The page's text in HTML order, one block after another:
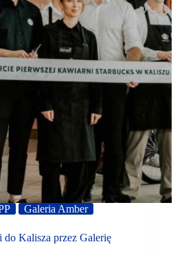
Galeria Amber
do Kalisza przez Galerię